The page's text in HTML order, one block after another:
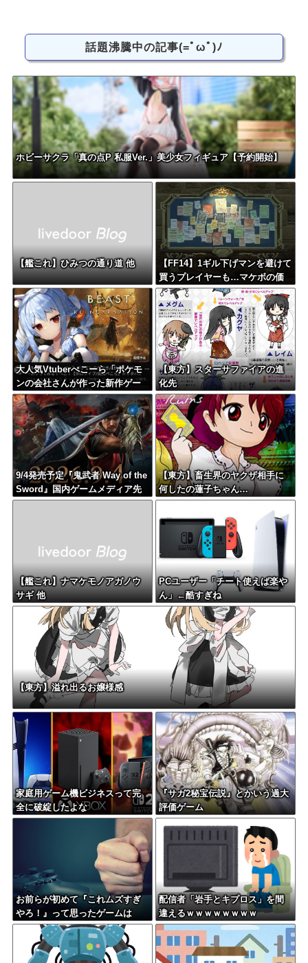
話題沸騰中の記事(=ﾟωﾟ)ﾉ
ホビーサクラ「真の点P 私服Ver.」美少女フィギュア【予約開始】
【艦これ】ひみつの通り道 他
【FF14】1ギル下げマンを避けて
買うプレイヤーも…マケボの価
格競争が泥沼化
大人気Vtuberぺこーら「ポケモ
ンの会社さんが作った新作ゲー
ムやってみる！」
【東方】スターサファイアの進
化先
9/4発売予定『鬼武者 Way of the
Sword』国内ゲームメディア先
行プレイが一斉公開、攻撃中に
えあるボス戦が高評価
【東方】畜生界のヤクザ相手に
何したの蓮子ちゃん…
【艦これ】ナマケモノアガノウ
サギ 他
PCユーザー「チート使えば楽や
ん」←酷すぎね
【東方】溢れ出るお嬢様感
家庭用ゲーム機ビジネスって完
全に破綻したよな
『サガ2秘宝伝説』とかいう過大
評価ゲーム
お前らが初めて『これムズすぎ
やろ！』って思ったゲームは
何？
配信者「岩手とキプロス」を間
違えるｗｗｗｗｗｗｗｗ